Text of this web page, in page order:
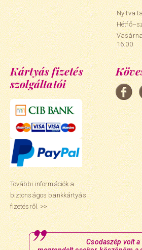
Nyitva
16:00
Kártyás fizetés
szolgáltatói
További információk a
biztonságos bankkártyás
fizetésről. >>
Csodaszép volt a